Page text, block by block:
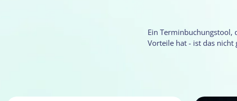
Ein Terminbuchungstool,
Vorteile hat - ist das nicht